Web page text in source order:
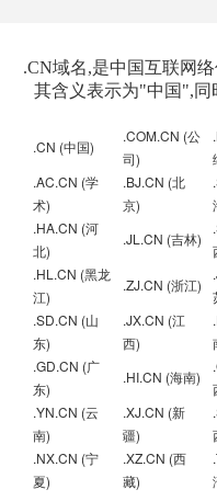
.CN域名,是中国互联网
其含义表示为"中国",同
.CN (中国)
.COM.CN (公
司)
.AC.CN (学
术)
.BJ.CN (北
京)
.HA.CN (河
北)
.JL.CN (吉林)
.HL.CN (黑龙
江)
.ZJ.CN (浙江)
.SD.CN (山
东)
.JX.CN (江
西)
.GD.CN (广
东)
.HI.CN (海南)
.YN.CN (云
南)
.XJ.CN (新
疆)
.NX.CN (宁
夏)
.XZ.CN (西
藏)